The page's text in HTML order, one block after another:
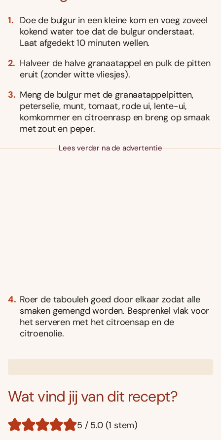
Doe de bulgur in een kleine kom en voeg zoveel
kokend water toe dat de bulgur onderstaat.
Laat afgedekt 10 minuten wellen.
Halveer de halve granaatappel en pulk de pitten
eruit (zonder witte vliesjes).
Meng de bulgur met de granaatappelpitten,
peterselie, munt, tomaat, rode ui, lente-ui,
komkommer en citroenrasp en breng op smaak
met zout en peper.
Lees verder na de advertentie
Roer de tabouleh goed door elkaar zodat alle
smaken gemengd worden. Besprenkel vlak voor
het serveren met het citroensap en de
citroenolie.
Wat vind jij van dit recept?
5 / 5.0 (1 stem)